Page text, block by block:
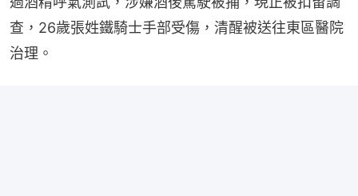
查，26歲張姓鐵騎士手部受傷，清醒被送往東區醫院
治理。